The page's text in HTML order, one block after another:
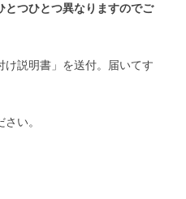
つひとつ異なりますのでご
説明書」を送付。届いてす
い。